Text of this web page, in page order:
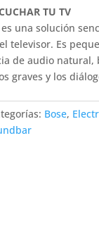
TU TV
es una solución
televisor. Es
de audio natural,
graves y los
Bose,